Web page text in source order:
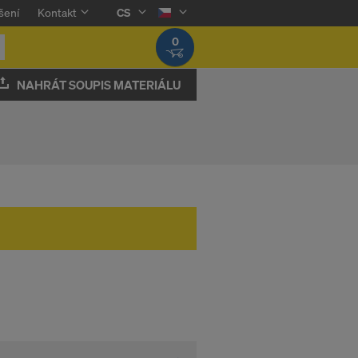
Kontakt
CS
0
NAHRÁT SOUPIS MATERIÁLU